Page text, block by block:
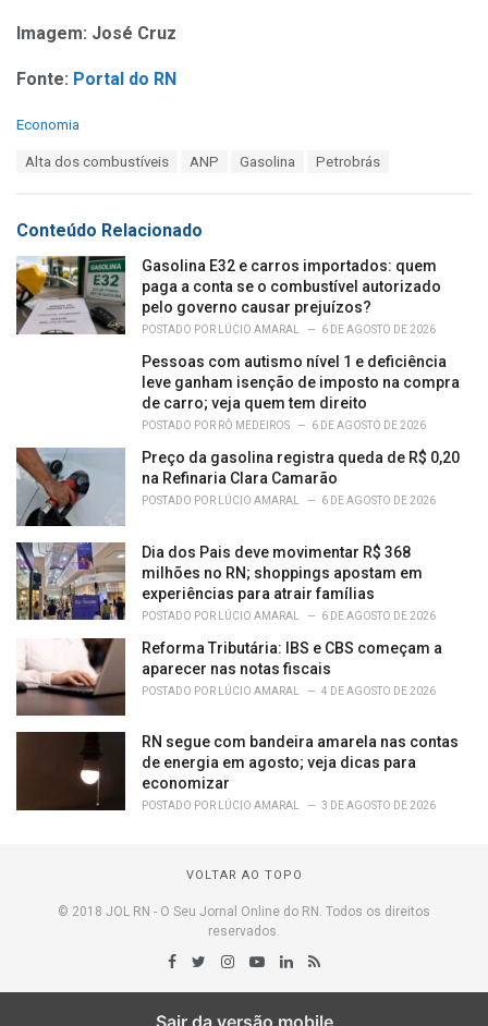
Imagem: José Cruz
Fonte: Portal do RN
C
o
r
i
e
s
:
Economia
:
Alta dos combustíveis ANP Gasolina Petrobrás
Conteúdo Relacionado
Gasolina E32 e carros importados: quem
paga a conta se o combustível autorizado
pelo governo causar prejuízos?
POSTADO POR LÚCIO AMARAL 6 DE AGOSTO DE 2026
Pessoas com autismo nível 1 e deficiência
leve ganham isenção de imposto na compra
de carro; veja quem tem direito
POSTADO POR RÔ MEDEIROS 6 DE AGOSTO DE 2026
Preço da gasolina registra queda de R$ 0,20
na Refinaria Clara Camarão
POSTADO POR LÚCIO AMARAL 6 DE AGOSTO DE 2026
Dia dos Pais deve movimentar R$ 368
milhões no RN; shoppings apostam em
experiências para atrair famílias
POSTADO POR LÚCIO AMARAL 6 DE AGOSTO DE 2026
Reforma Tributária: IBS e CBS começam a
aparecer nas notas fiscais
POSTADO POR LÚCIO AMARAL 4 DE AGOSTO DE 2026
RN segue com bandeira amarela nas contas
de energia em agosto; veja dicas para
economizar
POSTADO POR LÚCIO AMARAL 3 DE AGOSTO DE 2026
VOLTAR AO TOPO
© 2018 JOL RN - O Seu Jornal Online do RN. Todos os direitos
reservados.